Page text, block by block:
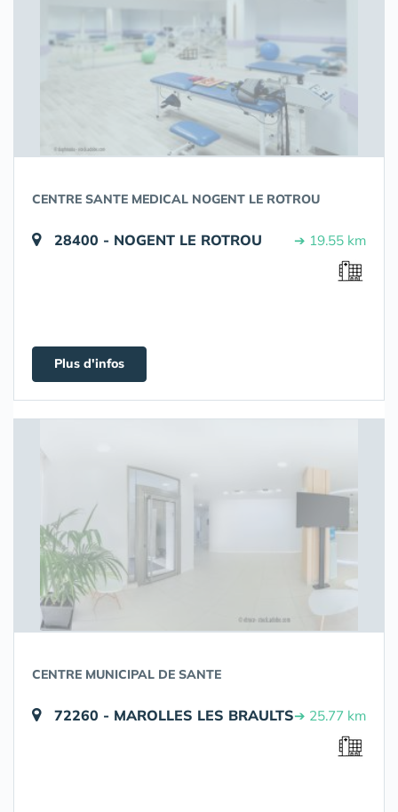
CENTRE SANTE MEDICAL NOGENT LE ROTROU
28400 - NOGENT LE ROTROU ➔ 19.55 km
Plus d'infos
CENTRE MUNICIPAL DE SANTE
72260 - MAROLLES LES BRAULTS➔ 25.77 km